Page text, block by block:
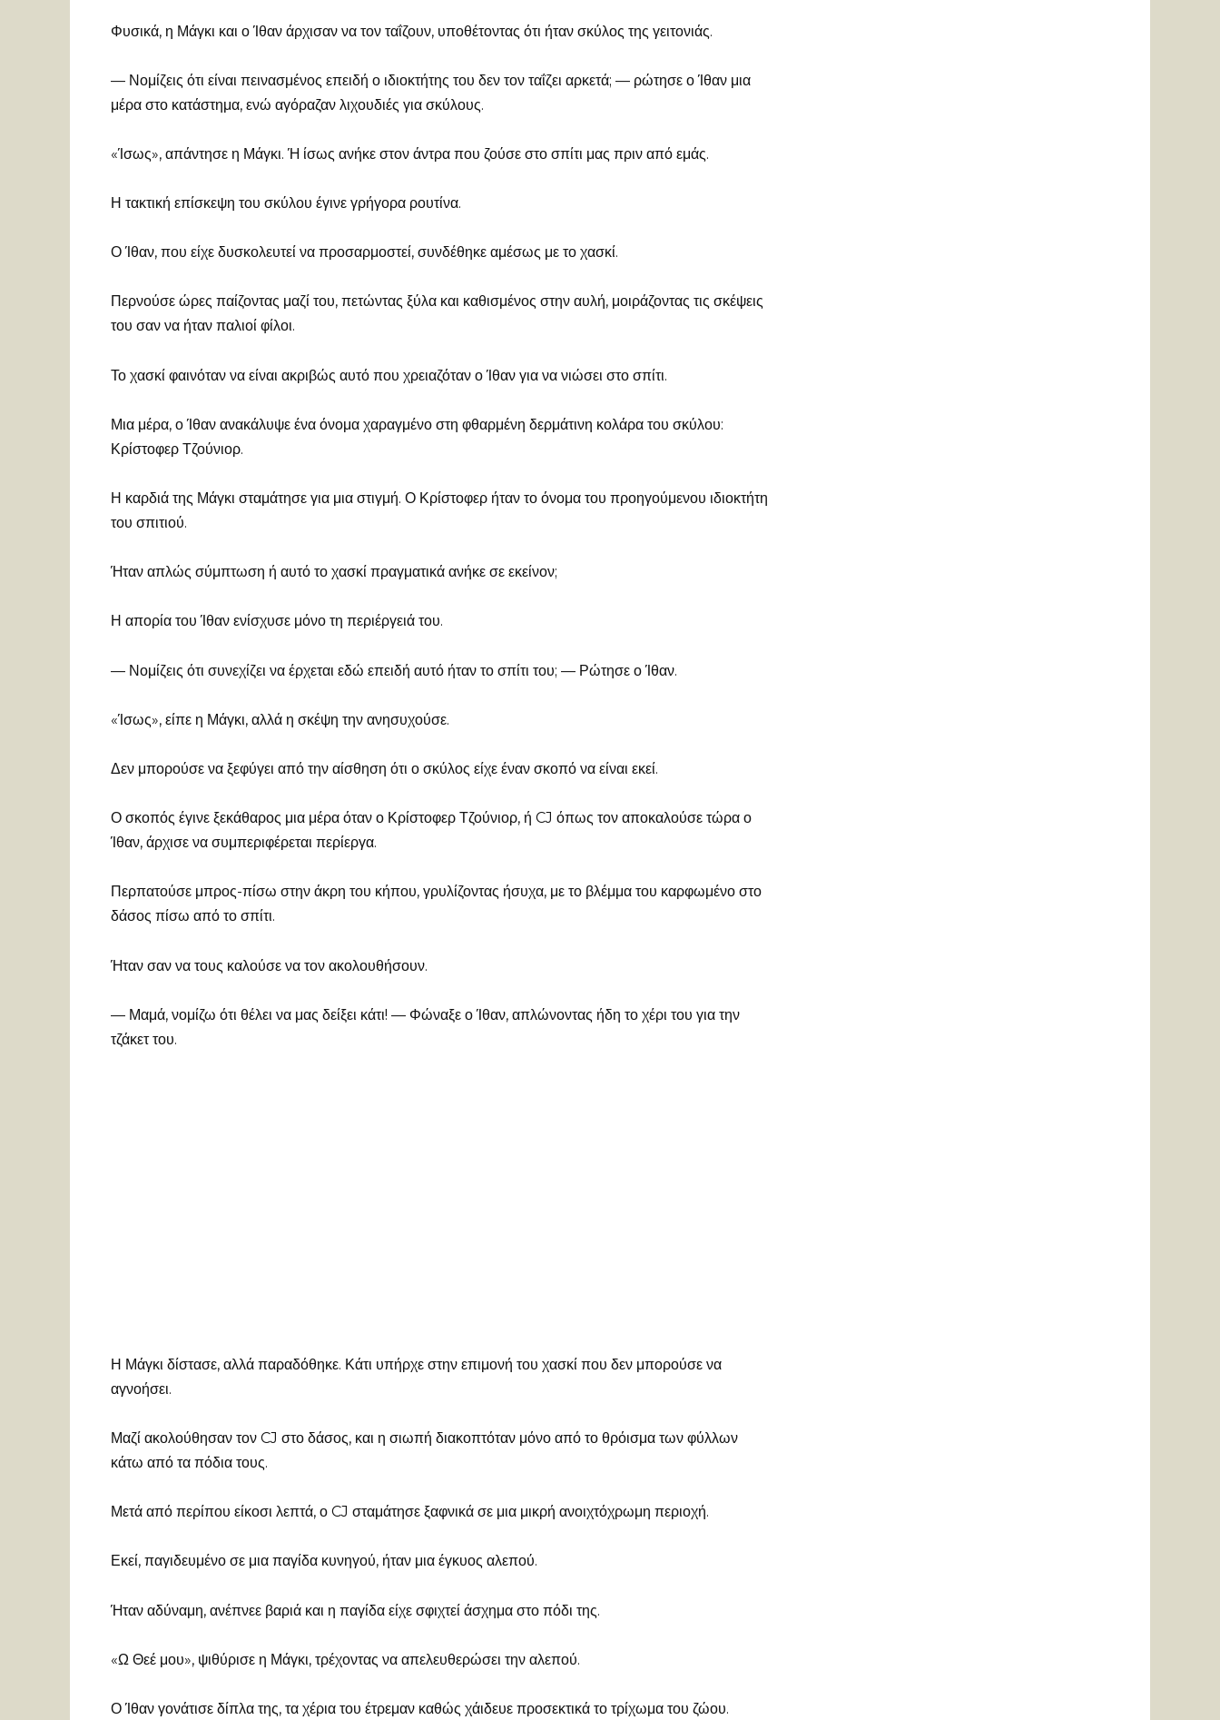
Φυσικά, η Μάγκι και ο Ίθαν άρχισαν να τον ταΐζουν, υποθέτοντας ότι ήταν σκύλος της γειτονιάς.
— Νομίζεις ότι είναι πεινασμένος επειδή ο ιδιοκτήτης του δεν τον ταΐζει αρκετά; — ρώτησε ο Ίθαν μια
μέρα στο κατάστημα, ενώ αγόραζαν λιχουδιές για σκύλους.
«Ίσως», απάντησε η Μάγκι. Ή ίσως ανήκε στον άντρα που ζούσε στο σπίτι μας πριν από εμάς.
Η τακτική επίσκεψη του σκύλου έγινε γρήγορα ρουτίνα.
Ο Ίθαν, που είχε δυσκολευτεί να προσαρμοστεί, συνδέθηκε αμέσως με το χασκί.
Περνούσε ώρες παίζοντας μαζί του, πετώντας ξύλα και καθισμένος στην αυλή, μοιράζοντας τις σκέψεις
του σαν να ήταν παλιοί φίλοι.
Το χασκί φαινόταν να είναι ακριβώς αυτό που χρειαζόταν ο Ίθαν για να νιώσει στο σπίτι.
Μια μέρα, ο Ίθαν ανακάλυψε ένα όνομα χαραγμένο στη φθαρμένη δερμάτινη κολάρα του σκύλου:
Κρίστοφερ Τζούνιορ.
Η καρδιά της Μάγκι σταμάτησε για μια στιγμή. Ο Κρίστοφερ ήταν το όνομα του προηγούμενου ιδιοκτήτη
του σπιτιού.
Ήταν απλώς σύμπτωση ή αυτό το χασκί πραγματικά ανήκε σε εκείνον;
Η απορία του Ίθαν ενίσχυσε μόνο τη περιέργειά του.
— Νομίζεις ότι συνεχίζει να έρχεται εδώ επειδή αυτό ήταν το σπίτι του; — Ρώτησε ο Ίθαν.
«Ίσως», είπε η Μάγκι, αλλά η σκέψη την ανησυχούσε.
Δεν μπορούσε να ξεφύγει από την αίσθηση ότι ο σκύλος είχε έναν σκοπό να είναι εκεί.
Ο σκοπός έγινε ξεκάθαρος μια μέρα όταν ο Κρίστοφερ Τζούνιορ, ή CJ όπως τον αποκαλούσε τώρα ο
Ίθαν, άρχισε να συμπεριφέρεται περίεργα.
Περπατούσε μπρος-πίσω στην άκρη του κήπου, γρυλίζοντας ήσυχα, με το βλέμμα του καρφωμένο στο
δάσος πίσω από το σπίτι.
Ήταν σαν να τους καλούσε να τον ακολουθήσουν.
— Μαμά, νομίζω ότι θέλει να μας δείξει κάτι! — Φώναξε ο Ίθαν, απλώνοντας ήδη το χέρι του για την
τζάκετ του.
Η Μάγκι δίστασε, αλλά παραδόθηκε. Κάτι υπήρχε στην επιμονή του χασκί που δεν μπορούσε να
αγνοήσει.
Μαζί ακολούθησαν τον CJ στο δάσος, και η σιωπή διακοπτόταν μόνο από το θρόισμα των φύλλων
κάτω από τα πόδια τους.
Μετά από περίπου είκοσι λεπτά, ο CJ σταμάτησε ξαφνικά σε μια μικρή ανοιχτόχρωμη περιοχή.
Εκεί, παγιδευμένο σε μια παγίδα κυνηγού, ήταν μια έγκυος αλεπού.
Ήταν αδύναμη, ανέπνεε βαριά και η παγίδα είχε σφιχτεί άσχημα στο πόδι της.
«Ω Θεέ μου», ψιθύρισε η Μάγκι, τρέχοντας να απελευθερώσει την αλεπού.
Ο Ίθαν γονάτισε δίπλα της, τα χέρια του έτρεμαν καθώς χάιδευε προσεκτικά το τρίχωμα του ζώου.